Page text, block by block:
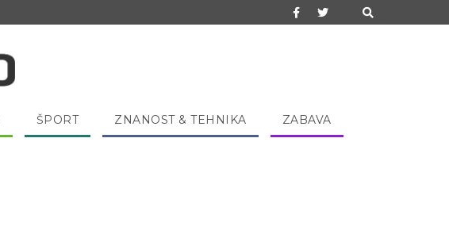
ŠPORT ZNANOST & TEHNIKA ZABAVA